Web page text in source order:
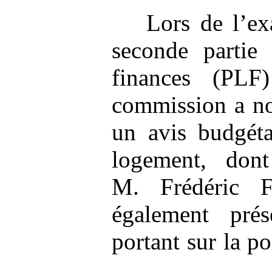
Lors de
seconde
finances
commission a
un avis
logement,
M. Frédéric
également
portant sur la